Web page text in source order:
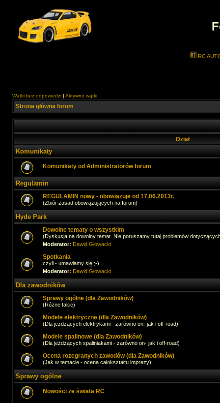
RC
Wątki bez odpowiedzi | Aktywne wątki
Strona główna forum
Dział
Komunikaty
Komunikaty od Administratorów forum
Regulamin
REGULAMIN nowy - obowiązuje od 17.06.2013r.
(Zbiór zasad obowiązujących na forum)
Hyde Park
Dowolne tematy o wszystkim
(Dyskusja na dowolny temat. Nie poruszamy tutaj problemów
Moderator: Dawid Głowacki
Spotkania
czyli - umawiamy się ;-)
Moderator: Dawid Głowacki
Dla zawodników
Sprawy ogólne (dla Zawodników)
(Różne takie)
Modele elektryczne (dla Zawodników)
(Dla jeżdżących elektrykami - zarówno on- jak i off-road)
Modele spalinowe (dla Zawodników)
(Dla jeżdżących spaliniakami - zarówno on- jak i off-road)
Ocena rozegranych zawodów (dla Zawodników)
(Jak w temacie - ocena całokształtu imprezy)
Sprawy ogólne
Nowości ze świata RC